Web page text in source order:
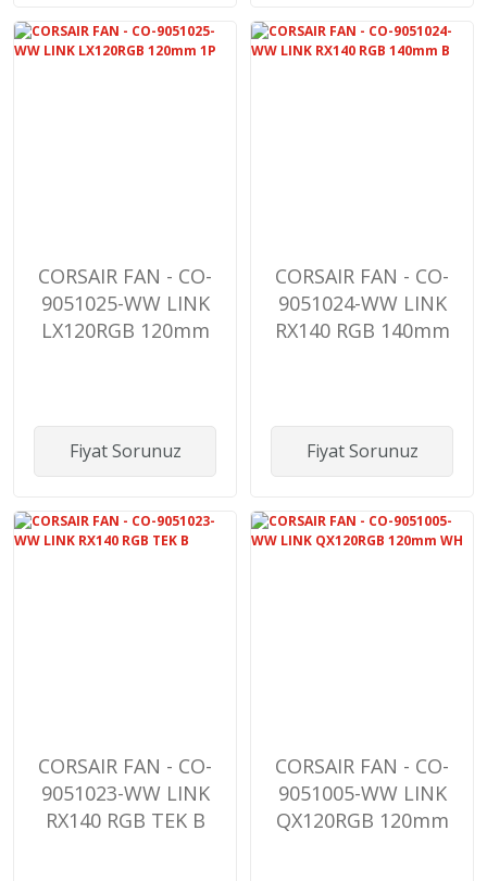
CORSAIR FAN - CO-
9051025-WW LINK
LX120RGB 120mm
Fiyat Sorunuz
CORSAIR FAN - CO-
9051024-WW LINK
RX140 RGB 140mm
Fiyat Sorunuz
CORSAIR FAN - CO-
9051023-WW LINK
RX140 RGB TEK B
CORSAIR FAN - CO-
9051005-WW LINK
QX120RGB 120mm